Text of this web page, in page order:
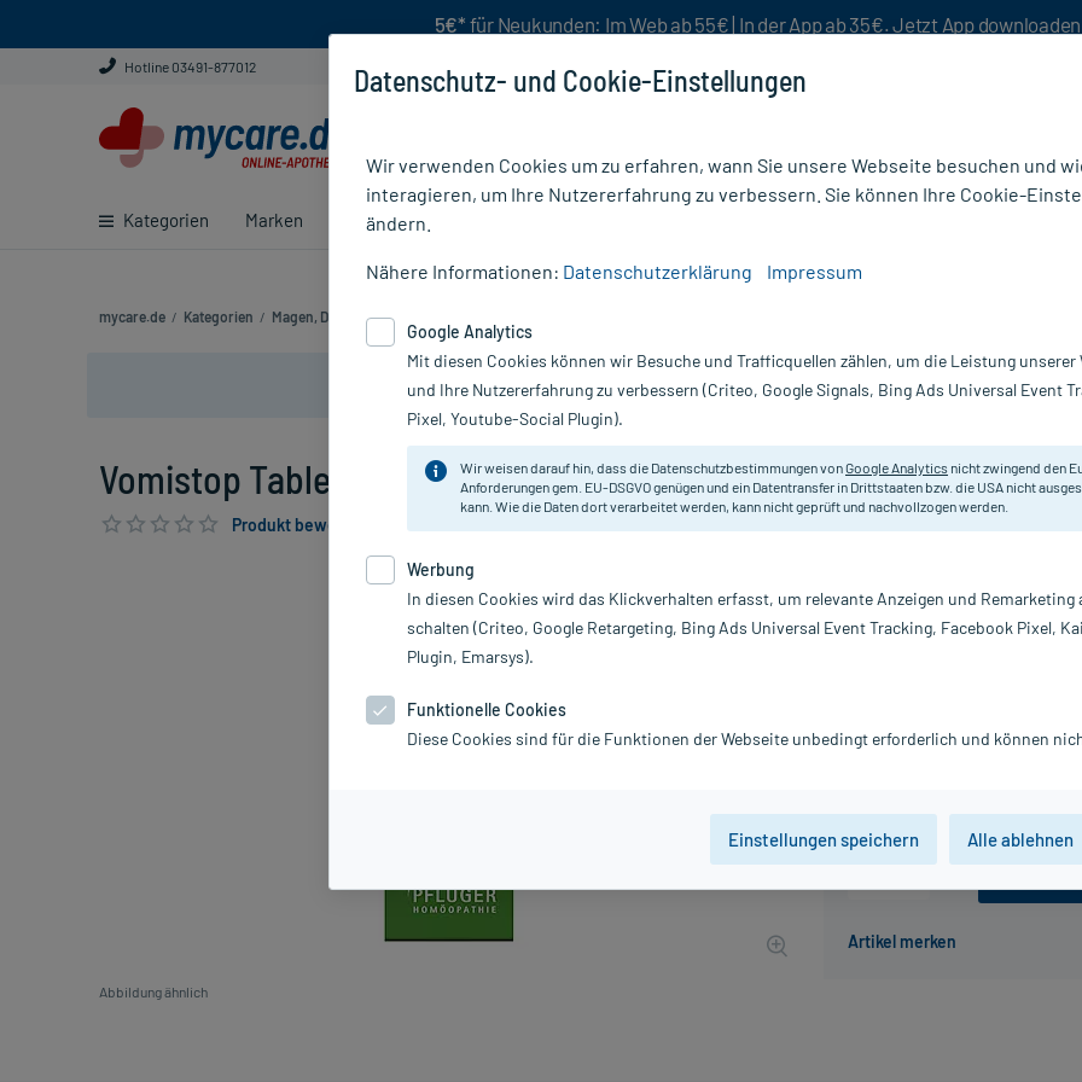
5€* für Neukunden: Im Web ab 55€ | In der App ab 35€. Jetzt App downloaden
Hotline 03491-877012
Kategorien Marken Ratgeber
mycare.de / Kategorien / Magen, Darm & Verdauung
Nur für kurze Zeit:Gratis-Versand* ab 19€ Mindestbestellwert!
Vomistop Tabletten, 100 St
Produkt bewerten & PlusHerzen sichern
Abbildung ähnlich
15,83 € 159 PlusHerzen
Homöopathisches Arzneimittel
Darreichung:
Hersteller:
Datenschutz- und Cookie-Einstellungen
Wir verwenden Cookies um zu erfahren, wann Sie unsere Webseite besuchen und
interagieren, um Ihre Nutzererfahrung zu verbessern. Sie können Ihre Cookie-
ändern.
Nähere Informationen: Datenschutzerklärung Impressum
Google Analytics
Mit diesen Cookies können wir Besuche und Trafficquellen zählen, um die Leistung unserer
und Ihre Nutzererfahrung zu verbessern (Criteo, Google Signals, Bing Ads Universal Event
Pixel, Youtube-Social Plugin).
Wir weisen darauf hin, dass die Datenschutzbestimmungen vonGoogle Analytics nicht zwingend den
Anforderungen gem. EU-DSGVO genügen und ein Datentransfer in Drittstaaten bzw. die USA nicht
kann. Wie die Daten dort verarbeitet werden, kann nicht geprüft und nachvollzogen werden.
Werbung
In diesen Cookies wird das Klickverhalten erfasst, um relevante Anzeigen und Remarketing
schalten (Criteo, Google Retargeting, Bing Ads Universal Event Tracking, Facebook Pixel,
Plugin, Emarsys).
Funktionelle Cookies
Diese Cookies sind für die Funktionen der Webseite unbedingt erforderlich und können
Einstellungen speichern Alle ablehnen